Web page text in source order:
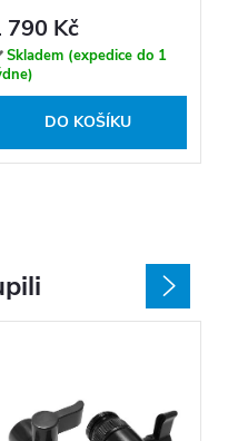
790 Kč
Skladem (expedice do 1
DO KOŠÍKU